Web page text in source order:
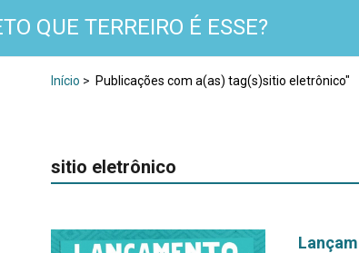
QUE TERREIRO É ESSE?
Início > Publicações com a(as) tag(s)sitio eletrônico"
sitio eletrônico